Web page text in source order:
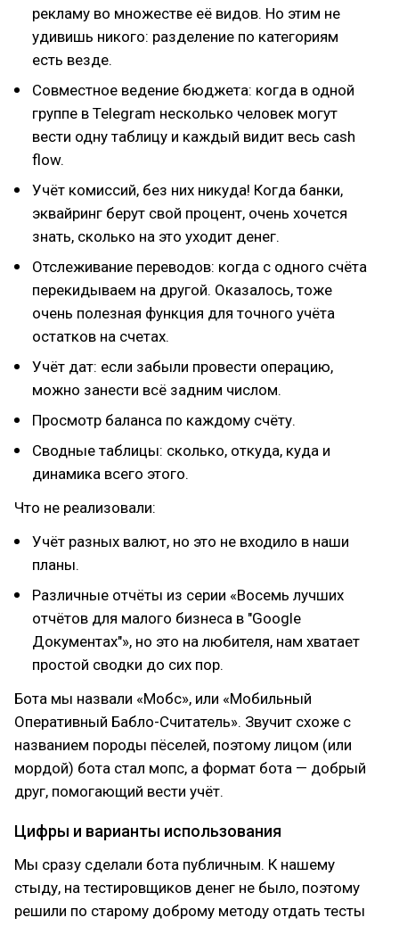
рекламу во множестве её видов. Но этим не
удивишь никого: разделение по категориям
есть везде.
Совместное ведение бюджета: когда в одной
группе в Telegram несколько человек могут
вести одну таблицу и каждый видит весь cash
flow.
Учёт комиссий, без них никуда! Когда банки,
эквайринг берут свой процент, очень хочется
знать, сколько на это уходит денег.
Отслеживание переводов: когда с одного счёта
перекидываем на другой. Оказалось, тоже
очень полезная функция для точного учёта
остатков на счетах.
Учёт дат: если забыли провести операцию,
можно занести всё задним числом.
Просмотр баланса по каждому счёту.
Сводные таблицы: сколько, откуда, куда и
динамика всего этого.
Что не реализовали:
Учёт разных валют, но это не входило в наши
планы.
Различные отчёты из серии «Восемь лучших
отчётов для малого бизнеса в "Google
Документах"», но это на любителя, нам хватает
простой сводки до сих пор.
Бота мы назвали «Мобс», или «Мобильный
Оперативный Бабло-Считатель». Звучит схоже с
названием породы пёселей, поэтому лицом (или
мордой) бота стал мопс, а формат бота — добрый
друг, помогающий вести учёт.
Цифры и варианты использования
Мы сразу сделали бота публичным. К нашему
стыду, на тестировщиков денег не было, поэтому
решили по старому доброму методу отдать тесты